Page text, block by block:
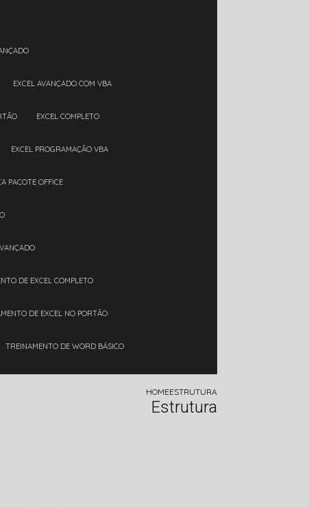
EXCEL AVANÇADO COM VBA
EXCEL COMPLETO
EXCEL PROGRAMAÇÃO VBA
PACOTE OFFICE
DE EXCEL COMPLETO
DE EXCEL NO PORTÃO
TREINAMENTO DE WORD BÁSICO
HOMEESTRUTURA
Estrutura